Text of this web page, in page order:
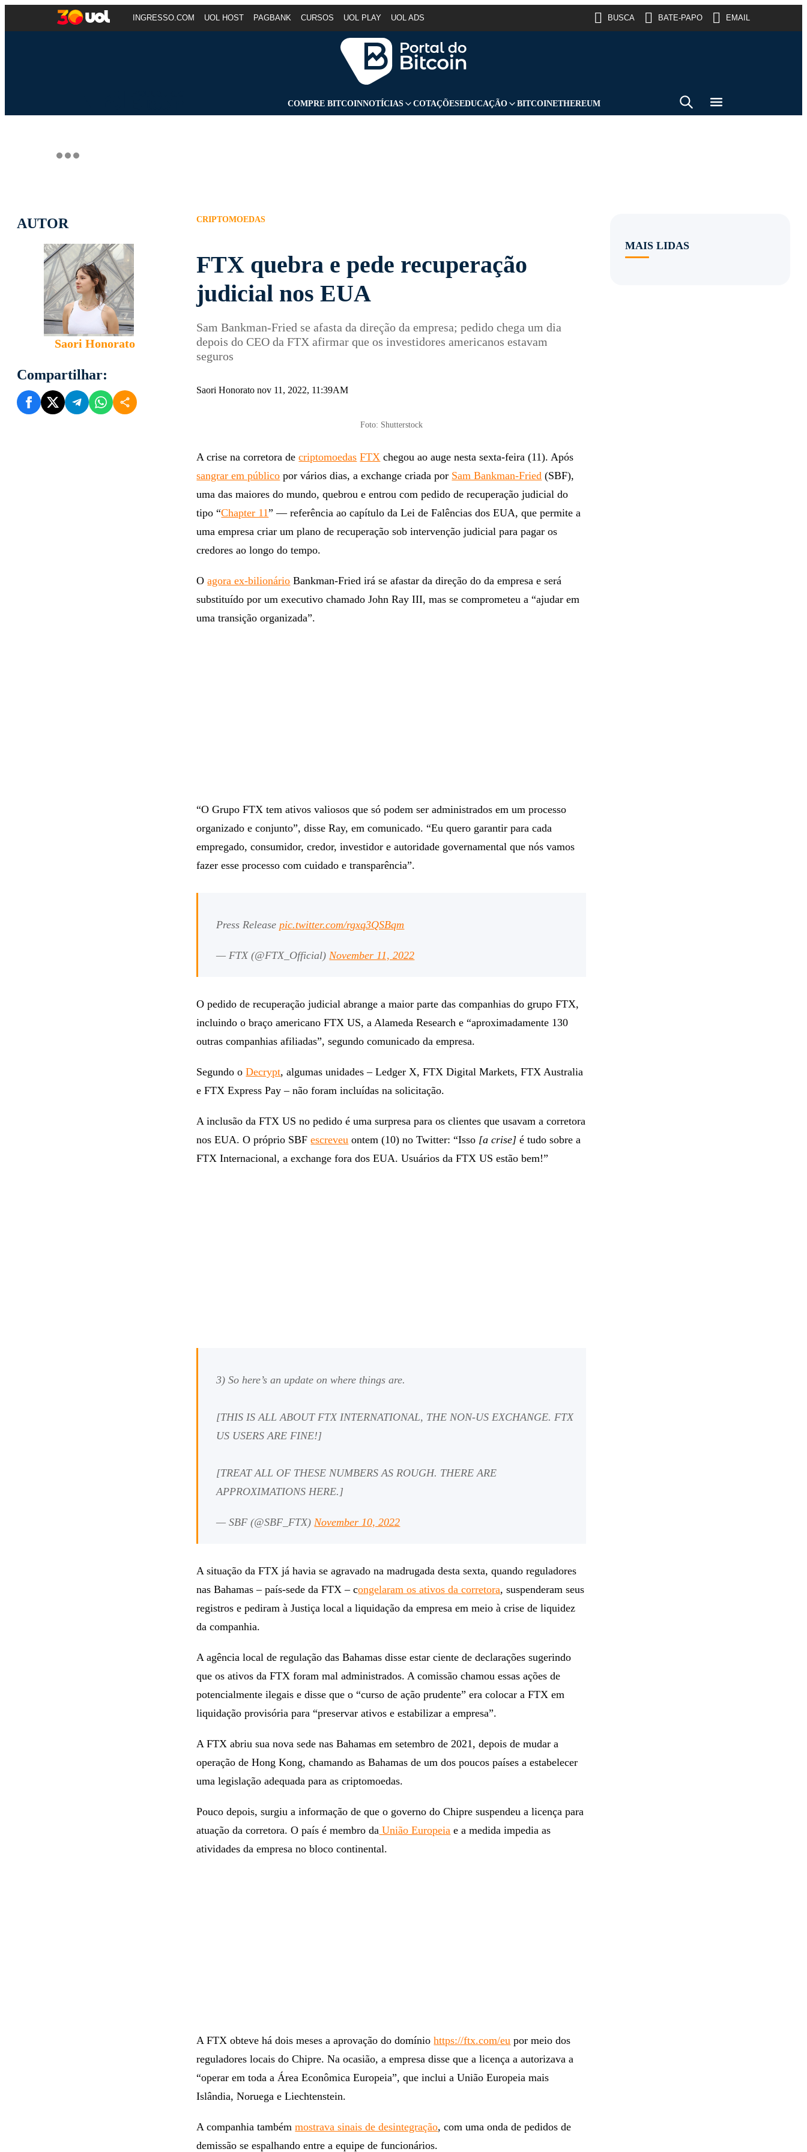
INGRESSO.COM UOL HOST PAGBANK CURSOS UOL PLAY UOL ADS BUSCA BATE-PAPO EMAIL
COMPRE BITCOINNOTÍCIAS COTAÇÕESEDUCAÇÃO BITCOINETHEREUM
AUTOR
Saori Honorato
Compartilhar:
CRIPTOMOEDAS
FTX quebra e pede recuperação
judicial nos EUA
Sam Bankman-Fried se afasta da direção da empresa; pedido chega um dia
depois do CEO da FTX afirmar que os investidores americanos estavam
seguros
Saori Honorato nov 11, 2022, 11:39AM
Foto: Shutterstock
A crise na corretora decriptomoedas FTX chegou ao auge nesta sexta-feira (11). Após
sangrar em público por vários dias, a exchange criada por Sam Bankman-Fried (SBF),
uma das maiores do mundo, quebrou e entrou com pedido de recuperação judicial do
tipo “Chapter 11” — referência ao capítulo da Lei de Falências dos EUA, que permite a
uma empresa criar um plano de recuperação sob intervenção judicial para pagar os
credores ao longo do tempo.
Oagora ex-bilionário Bankman-Fried irá se afastar da direção do da empresa e será
substituído por um executivo chamado John Ray III, mas se comprometeu a “ajudar em
uma transição organizada”.
“O Grupo FTX tem ativos valiosos que só podem ser administrados em um processo
organizado e conjunto”, disse Ray, em comunicado. “Eu quero garantir para cada
empregado, consumidor, credor, investidor e autoridade governamental que nós vamos
fazer esse processo com cuidado e transparência”.
Press Releasepic.twitter.com/rgxq3QSBqm
— FTX (@FTX_Official)November 11, 2022
O pedido de recuperação judicial abrange a maior parte das companhias do grupo FTX,
incluindo o braço americano FTX US, a Alameda Research e “aproximadamente 130
outras companhias afiliadas”, segundo comunicado da empresa.
Segundo oDecrypt, algumas unidades – Ledger X, FTX Digital Markets, FTX Australia
e FTX Express Pay – não foram incluídas na solicitação.
A inclusão da FTX US no pedido é uma surpresa para os clientes que usavam a corretora
nos EUA. O próprio SBFescreveu ontem (10) no Twitter: “Isso [a crise] é tudo sobre a
FTX Internacional, a exchange fora dos EUA. Usuários da FTX US estão bem!”
3) So here’s an update on where things are.
[THIS IS ALL ABOUT FTX INTERNATIONAL, THE NON-US EXCHANGE. FTX
US USERS ARE FINE!]
[TREAT ALL OF THESE NUMBERS AS ROUGH. THERE ARE
APPROXIMATIONS HERE.]
— SBF (@SBF_FTX)November 10, 2022
A situação da FTX já havia se agravado na madrugada desta sexta, quando reguladores
nas Bahamas – país-sede da FTX – congelaram os ativos da corretora, suspenderam seus
registros e pediram à Justiça local a liquidação da empresa em meio à crise de liquidez
da companhia.
A agência local de regulação das Bahamas disse estar ciente de declarações sugerindo
que os ativos da FTX foram mal administrados. A comissão chamou essas ações de
potencialmente ilegais e disse que o “curso de ação prudente” era colocar a FTX em
liquidação provisória para “preservar ativos e estabilizar a empresa”.
A FTX abriu sua nova sede nas Bahamas em setembro de 2021, depois de mudar a
operação de Hong Kong, chamando as Bahamas de um dos poucos países a estabelecer
uma legislação adequada para as criptomoedas.
Pouco depois, surgiu a informação de que o governo do Chipre suspendeu a licença para
atuação da corretora. O país é membro da União Europeia e a medida impedia as
atividades da empresa no bloco continental.
A FTX obteve há dois meses a aprovação do domíniohttps://ftx.com/eu por meio dos
reguladores locais do Chipre. Na ocasião, a empresa disse que a licença a autorizava a
“operar em toda a Área Econômica Europeia”, que inclui a União Europeia mais
Islândia, Noruega e Liechtenstein.
A companhia tambémmostrava sinais de desintegração, com uma onda de pedidos de
demissão se espalhando entre a equipe de funcionários.
MAIS LIDAS